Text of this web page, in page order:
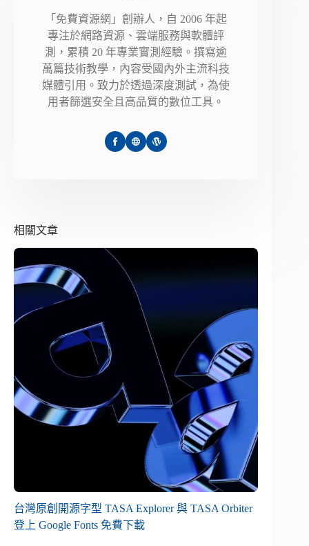
「免費資源網」創辦人，自 2006 年起
專注於網路資源、雲端服務與軟體評
測，累積 20 年專業實測經驗。撰寫逾
萬篇技術教學，內容受國內外主流科技
媒體引用。致力於透過深度測試，為使
用者篩選安全且高品質的數位工具。
相關文章
台灣原創開源字型 TASA Explorer 與 TASA Orbiter
登上 Google Fonts 免費下載